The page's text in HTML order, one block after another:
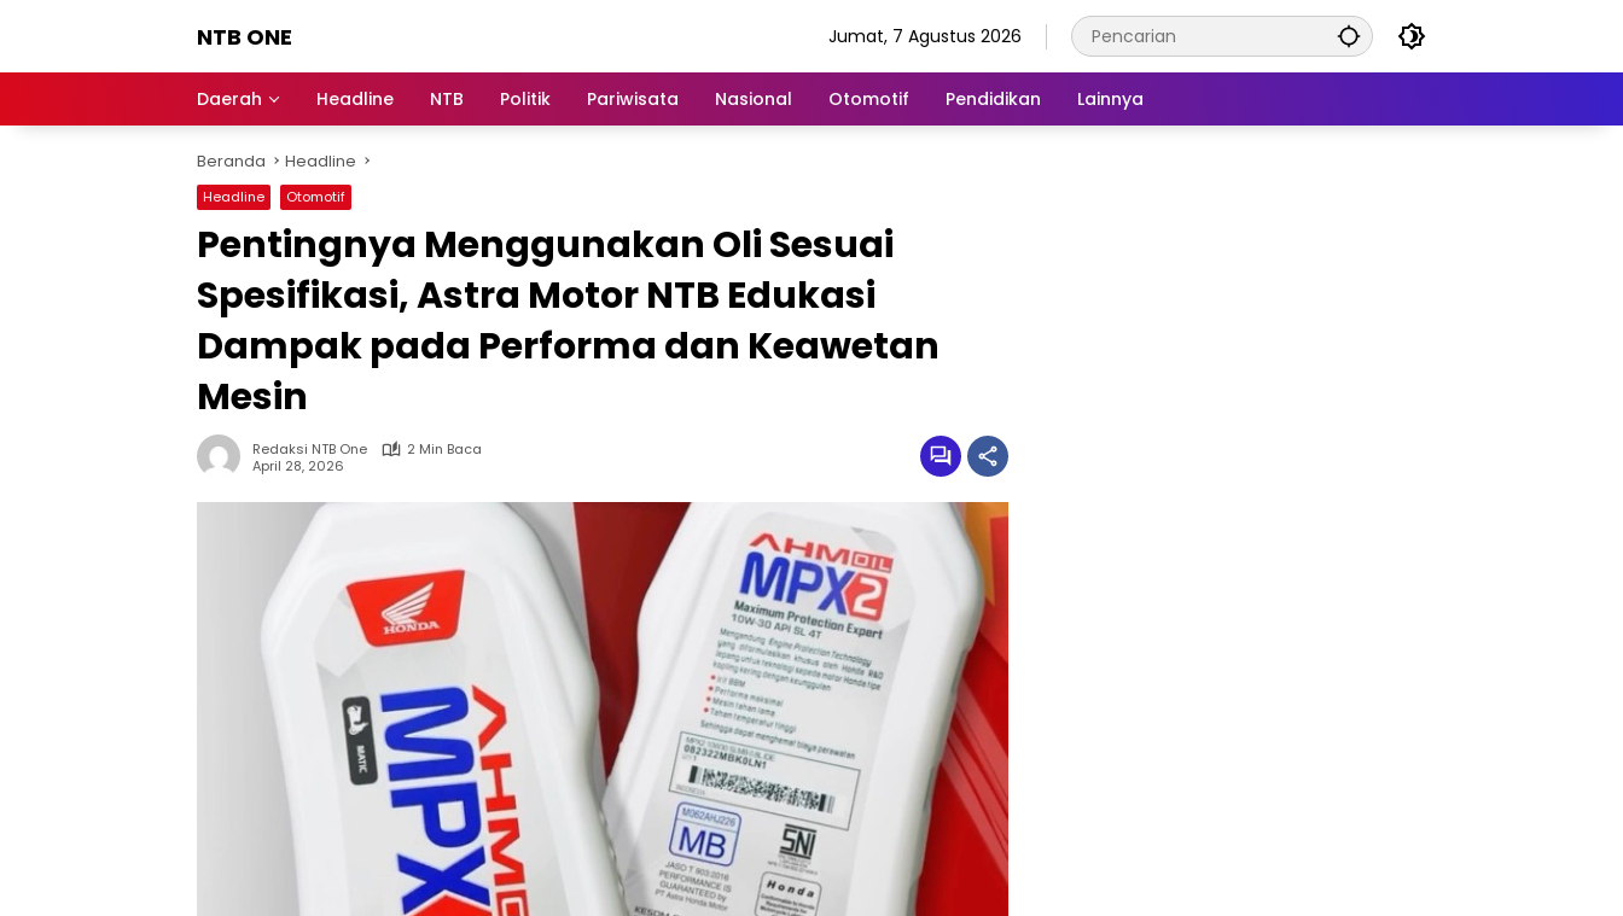
NTB ONE
dan
Berita
Lombok
Jumat, 7 Agustus 2026
Daerah Headline NTB Politik Pariwisata Nasional Otomotif Pendidikan Lainnya
Beranda Headline
Headline Otomotif
Pentingnya Menggunakan Oli Sesuai
Spesifikasi, Astra Motor NTB Edukasi
Dampak pada Performa dan Keawetan
Mesin
Redaksi NTB One
2 Min Baca
April 28, 2026